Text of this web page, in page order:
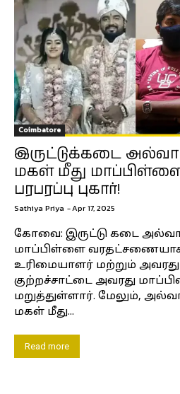
Coimbatore
இருட்டுக்கடை
மகள் மீது
பரபரப்பு புகார்!
Sathiya Priya -Apr 17, 2025
கோவை: இருட்டு கடை
மாப்பிள்ளை
உரிமையாளர் மற்றும்
குற்றச்சாட்டை அவரது
மறுத்துள்ளார். மேலும்,
மகள் மீது...
Read more